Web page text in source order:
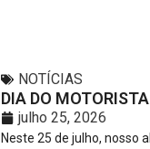
NOTÍCIAS
DIA DO
julho 25, 2026
Neste 25 de julho, nosso